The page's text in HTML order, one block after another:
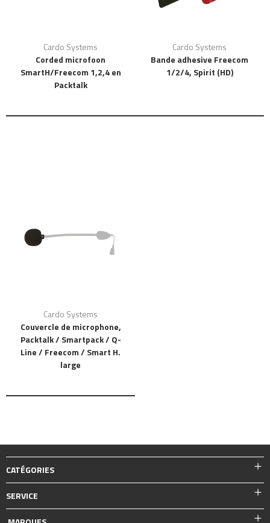
Cardo Systems
Corded microfoon
SmartH/Freecom 1,2,4 en
Packtalk
Cardo Systems
Bande adhesive Freecom
1/2/4, Spirit (HD)
Cardo Systems
Couvercle de microphone,
Packtalk / Smartpack / Q-
Line / Freecom / Smart H.
large
CATÉGORIES
SERVICE